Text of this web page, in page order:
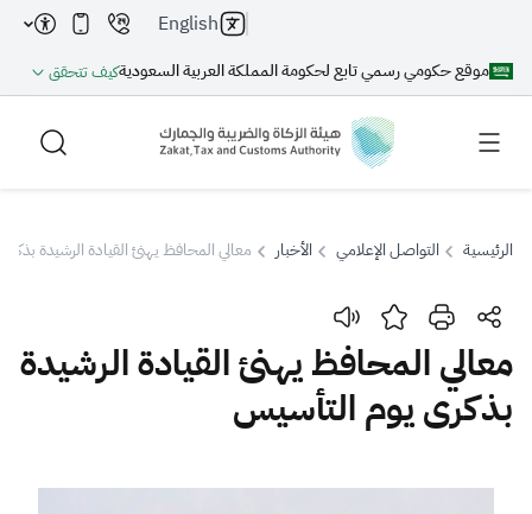
موقع حكومي رسمي تابع لحكومة المملكة العربية السعوديةكيف تتحقق
English
بحث
بحث بحث AI
اقتراحات
الرئيسية التواصل الإعلامي الأخبار معالي المحافظ يهنئ القيادة الرشيدة
معالي المحافظ يهنئ القيادة الرشيدة
بذكرى يوم التأسيس